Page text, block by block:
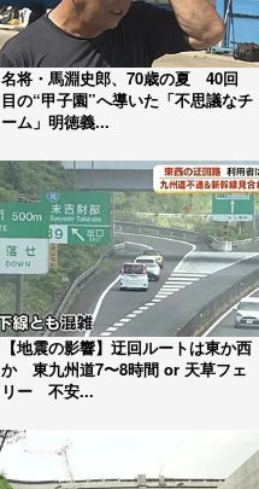
名将・馬淵史郎、70歳の夏 40回
目の“甲子園”へ導いた「不思議なチ
ーム」明徳義...
【地震の影響】迂回ルートは東か西
か 東九州道7〜8時間 or 天草フェ
リー 不安...